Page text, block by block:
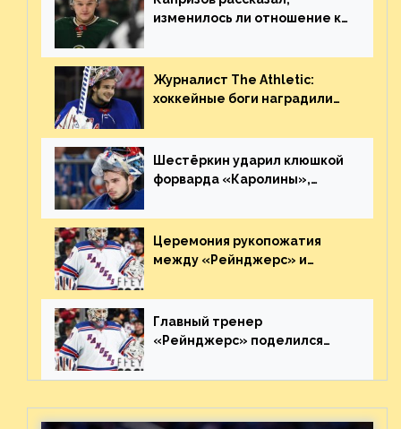
изменилось ли отношение к
Украине
Журналист The Athletic:
хоккейные боги наградили
великолепную игру
Шестёркин ударил клюшкой
форварда «Каролины»,
пятаке. Видео
Церемония рукопожатия
между «Рейнджерс» и
матча плей-офф. Видео
Главный тренер
«Рейнджерс» поделился
предстоящего финала